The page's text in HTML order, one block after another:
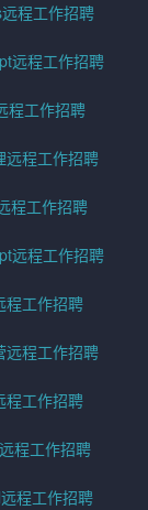
程工作招聘
远程工作招聘
程工作招聘
远程工作招聘
程工作招聘
远程工作招聘
程工作招聘
远程工作招聘
程工作招聘
程工作招聘
程工作招聘